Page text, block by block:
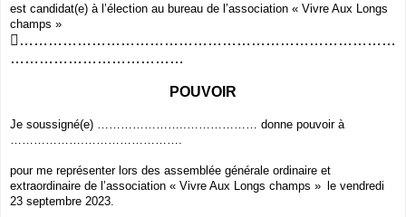
est candidat(e) à l’élection au bureau de l’association « Vivre Aux Longs
champs »
 ……………………………………………………………………
………………………………
POUVOIR
Je soussigné(e) …………………..……………… donne pouvoir à
pour me représenter lors des assemblée générale ordinaire et
extraordinaire de l’association « Vivre Aux Longs champs » le vendredi
23 septembre 2023.